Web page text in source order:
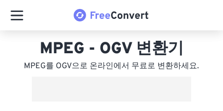
MPEG - OGV 변환기
MPEG를 OGV으로 온라인에서 무료로 변환하세요.